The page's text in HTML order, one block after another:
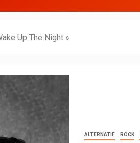
Up The Night »
ALTERNATIF ROCK